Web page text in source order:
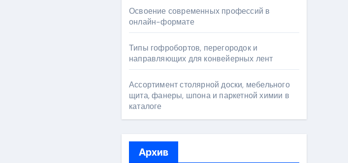
Освоение современных профессий в
онлайн-формате
Типы гофробортов, перегородок и
направляющих для конвейерных лент
Ассортимент столярной доски, мебельного
щита, фанеры, шпона и паркетной химии в
каталоге
Архив